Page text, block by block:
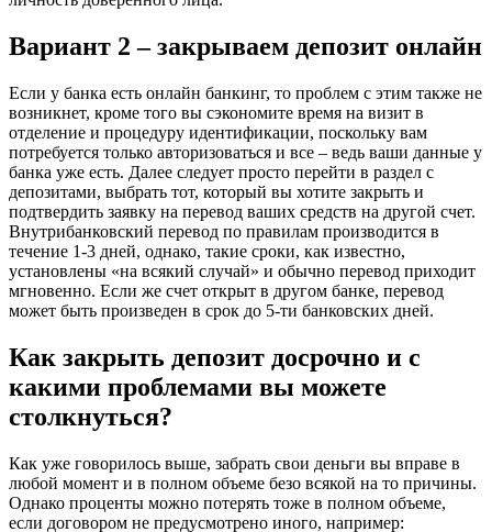
Вариант 2 – закрываем депозит онлайн
Если у банка есть онлайн банкинг, то проблем с этим также не
возникнет, кроме того вы сэкономите время на визит в
отделение и процедуру идентификации, поскольку вам
потребуется только авторизоваться и все – ведь ваши данные у
банка уже есть. Далее следует просто перейти в раздел с
депозитами, выбрать тот, который вы хотите закрыть и
подтвердить заявку на перевод ваших средств на другой счет.
Внутрибанковский перевод по правилам производится в
течение 1-3 дней, однако, такие сроки, как известно,
установлены «на всякий случай» и обычно перевод приходит
мгновенно. Если же счет открыт в другом банке, перевод
может быть произведен в срок до 5-ти банковских дней.
Как закрыть депозит досрочно и с
какими проблемами вы можете
столкнуться?
Как уже говорилось выше, забрать свои деньги вы вправе в
любой момент и в полном объеме безо всякой на то причины.
Однако проценты можно потерять тоже в полном объеме,
если договором не предусмотрено иного, например: